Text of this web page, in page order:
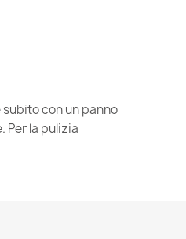
con un panno
Per la pulizia